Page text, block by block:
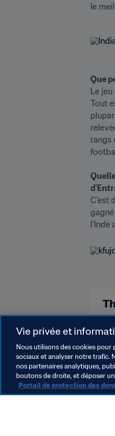
le
Que
Le
Tout
rangs
C'est
l'Inde
Vie privée et
Nous utilisons des cookies
sociaux et analyser notre trafic.
nos partenaires analytiques,
boutons de droite, et déposer
Portail de protection des